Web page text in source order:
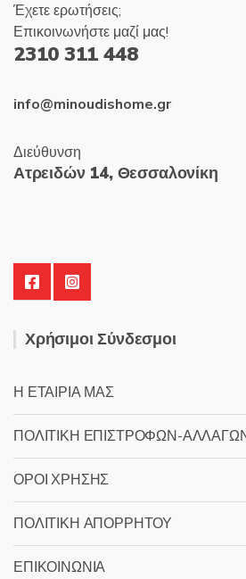
Έχετε ερωτήσεις;
Επικοινωνήστε μαζί μας!
2310 311 448
info@minoudishome.gr
Διεύθυνση
Ατρειδών 14, Θεσσαλονίκη
Χρήσιμοι Σύνδεσμοι
Η ΕΤΑΙΡΙΑ ΜΑΣ
ΠΟΛΙΤΙΚΗ ΕΠΙΣΤΡΟΦΩΝ-
ΟΡΟΙ ΧΡΗΣΗΣ
ΠΟΛΙΤΙΚΗ ΑΠΟΡΡΗΤΟΥ
ΕΠΙΚΟΙΝΩΝΙΑ